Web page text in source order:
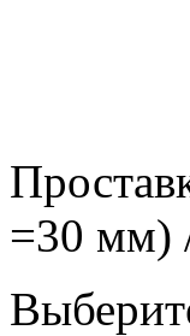
=30 мм)